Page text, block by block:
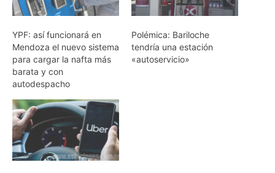
YPF: así funcionará en
Mendoza el nuevo sistema
para cargar la nafta más
barata y con
autodespacho
Polémica: Bariloche
tendría una estación
«autoservicio»